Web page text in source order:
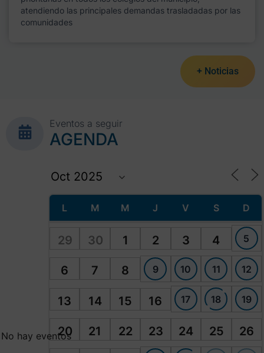
atendiendo las principales demandas trasladadas por las
comunidades
+ Noticias
Eventos a seguir
AGENDA
L M M J V S D
29 30 1 2 3 4 5
6 7 8 9 10 11 12
13 14 15 16 17 18 19
20 21 22 23 24 25 26
No hay eventos